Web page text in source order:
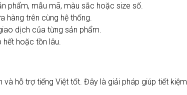
phẩm, mẫu mã, màu sắc hoặc size số.
hàng trên cùng hệ thống.
dịch của từng sản phẩm.
hoặc tồn lâu.
hỗ trợ tiếng Việt tốt. Đây là giải pháp giúp tiết